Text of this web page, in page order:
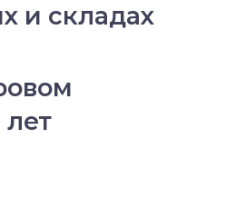
и складах